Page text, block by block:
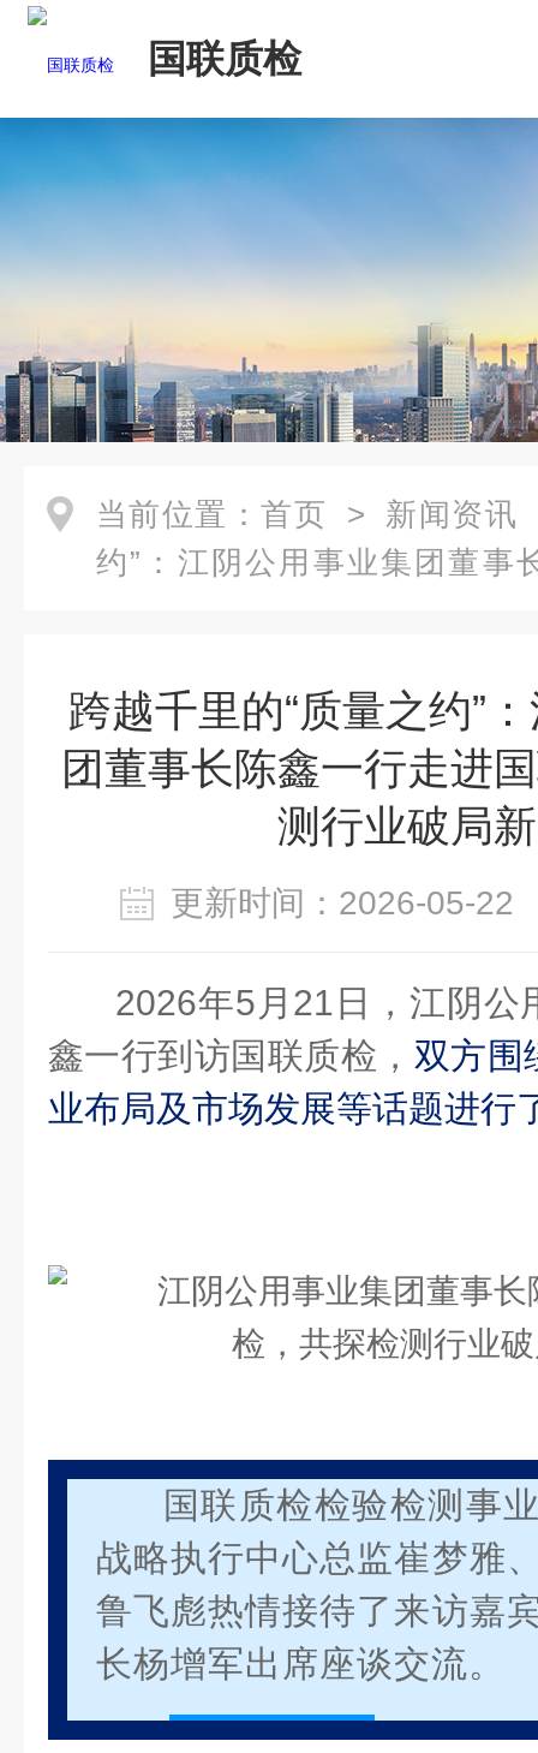
国联质检
当前位置： 首页 > 新闻资讯
约”：江阴公用事业集团董事
跨越千里的“质量之约”
团董事长陈鑫一行走进
测行业破局
更新时间：2026-05-
2026年5月21日，江阴公
鑫一行到访国联质检， 双方围
业布局及市场发展等话题进行
国联质检检验检测事
战略执行中心总监崔梦雅
鲁飞彪热情接待了来访嘉
长杨增军出席座谈交流。